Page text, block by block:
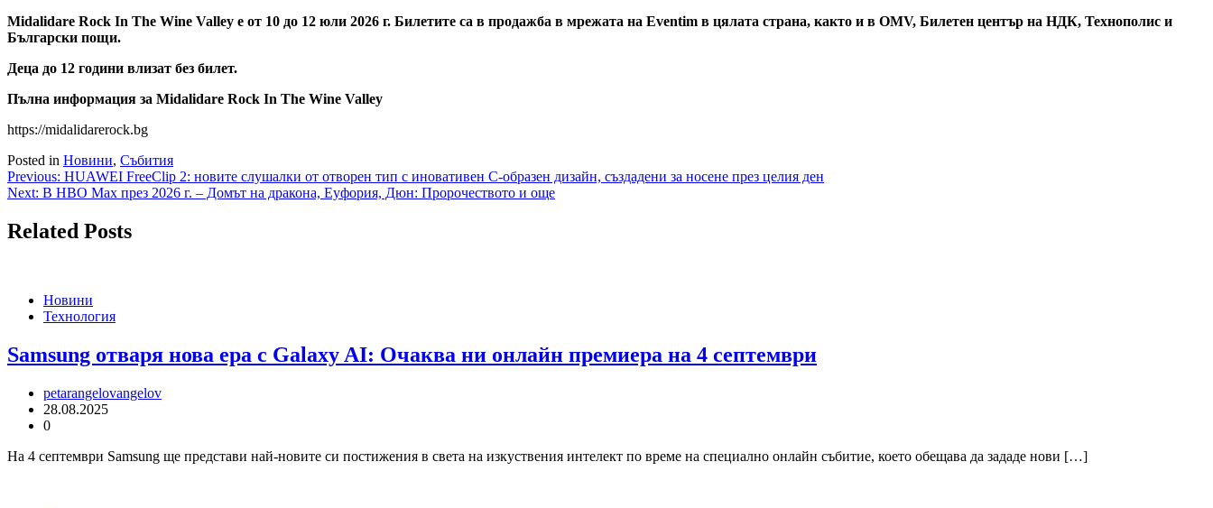
Midalidare Rock In The Wine Valley е от 10 до 12 юли 2026 г. Билетите са в продажба в мрежaта на Eventim в цялата страна, както и в OMV, Билетен център на НДК, Технополис и
Български пощи.
Деца до 12 години влизат без билет.
Пълна информация за Midalidare Rock In The Wine Valley
https://midalidarerock.bg
Posted in Новини, Събития
Навигация
Previous: HUAWEI FreeClip 2: новите слушалки от отворен тип с иновативен C-образен дизайн, създадени за носене през целия ден
Next: В HBO Max през 2026 г. – Домът на дракона, Еуфория, Дюн: Пророчеството и още
Related Posts
Новини
Технология
Samsung отваря нова ера с Galaxy AI: Очаква ни онлайн премиера на 4 септември
petarangelovangelov
28.08.2025
0
На 4 септември Samsung ще представи най-новите си постижения в света на изкуствения интелект по време на специално онлайн събитие, което обещава да зададе нови […]